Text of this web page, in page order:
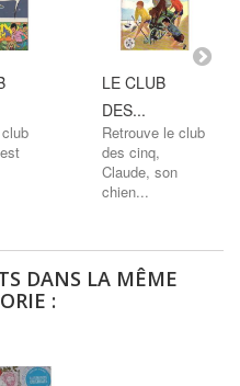
LE CLUB
DES...
Retrouve le club
des cinq,
Claude, son
chien...
DANS LA MÊME
: